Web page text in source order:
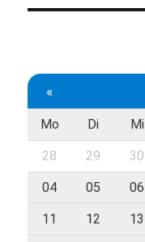
«
Mo Di Mi
28 29 30
04 05 06
11 12 13